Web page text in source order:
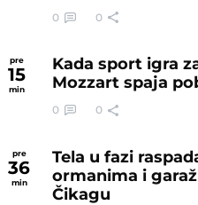
0 0
pre
15
min
Kada sport igra
Mozzart spaja
0 0
pre
36
min
Tela u fazi
ormanima i
Čikagu